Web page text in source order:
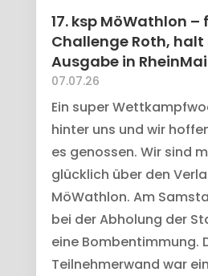
17. ksp MöWathlon
Challenge Roth, halt
Ausgabe in
07.07.26
Ein super
hinter uns und wir
es genossen. Wir sind
glücklich über den
MöWathlon. Am
bei der Abholung der
eine Bombentimmung.
Teilnehmerwand war